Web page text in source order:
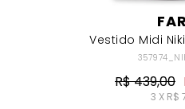
Vestido Midi
R$ 439,00
3 X R$